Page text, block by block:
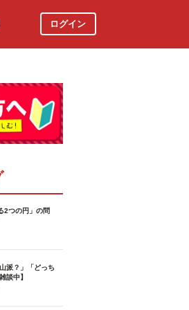
ログイン
2つの円」の問
派？」「どっち
談中】